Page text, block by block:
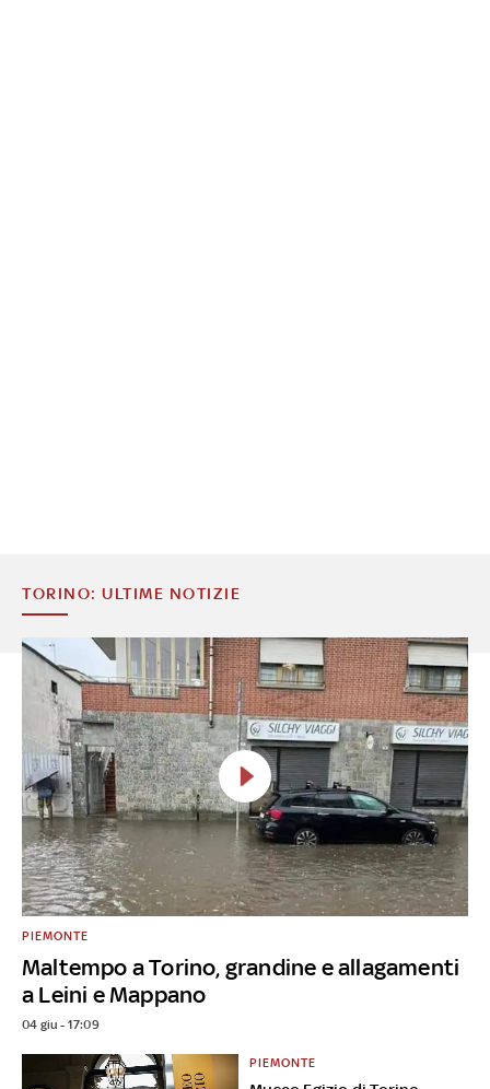
TORINO: ULTIME NOTIZIE
Maltempo a Torino, grandine e allagamenti
a Leini e Mappano
PIEMONTE
04 giu - 17:09
PIEMONTE